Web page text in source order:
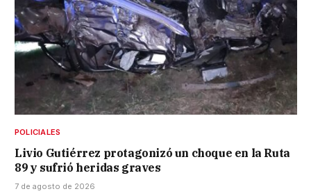
POLICIALES
Livio Gutiérrez protagonizó un choque en la Ruta
89 y sufrió heridas graves
7 de agosto de 2026